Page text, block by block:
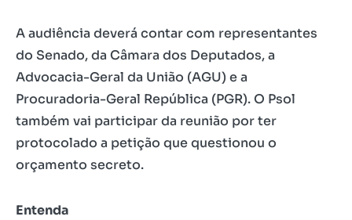
A audiência deverá contar com representantes
do Senado, da Câmara dos Deputados, a
Advocacia-Geral da União (AGU) e a
Procuradoria-Geral República (PGR). O Psol
também vai participar da reunião por ter
protocolado a petição que questionou o
orçamento secreto.
Entenda